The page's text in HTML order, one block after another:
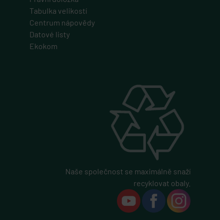
Tabulka velikostí
Centrum nápovědy
Datové listy
Ekokom
Naše společnost se maximálně snaží
recyklovat obaly.
Tato cookie se používá pro správu relací a
sledování uživatelů napříč webovými stránkami,
obvykle pro zachování uživatelských stavů napříč
požadavky na stránky.
Tento cookie se používá k jedinečné identifikaci
zařízení, která mají přístup k webové stránce, aby
sledovala používání a zlepšila uživatelskou
Cookie generovaný aplikacemi založenými na
jazyce PHP. Toto je univerzální identifikátor
používaný k udržování proměnných relací
uživatelů. Obvykle se jedná o náhodně
vygenerované číslo, jeho použití může být
specifické pro daný web, ale dobrým příkladem je